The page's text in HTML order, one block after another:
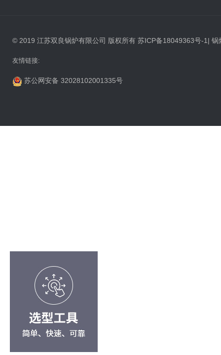
© 2019 江苏双良锅炉有限公司 版权所有 苏ICP备18049363号-1| 锅
友情链接:
苏公网安备 32028102001335号